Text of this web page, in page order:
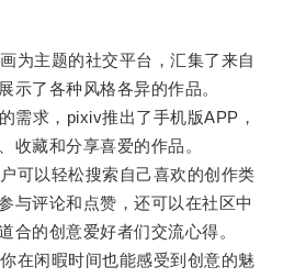
主题的社交平台，汇集了来自
示了各种风格各异的作品。
求，pixiv推出了手机版APP，
收藏和分享喜爱的作品。
以轻松搜索自己喜欢的创作类
与评论和点赞，还可以在社区中
合的创意爱好者们交流心得。
闲暇时间也能感受到创意的魅